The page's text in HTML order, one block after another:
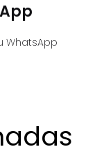
WhatsApp